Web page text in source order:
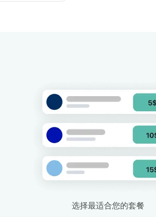
选择最适合您的套餐